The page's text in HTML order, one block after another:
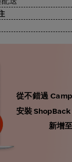
從不錯過
安裝 ShopBack
新增